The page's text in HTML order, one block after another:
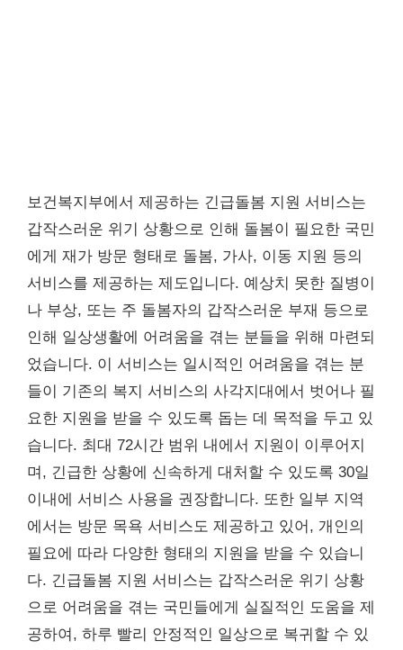
보건복지부에서 제공하는 긴급돌봄 지원 서비스는
갑작스러운 위기 상황으로 인해 돌봄이 필요한 국민
에게 재가 방문 형태로 돌봄, 가사, 이동 지원 등의
서비스를 제공하는 제도입니다. 예상치 못한 질병이
나 부상, 또는 주 돌봄자의 갑작스러운 부재 등으로
인해 일상생활에 어려움을 겪는 분들을 위해 마련되
었습니다. 이 서비스는 일시적인 어려움을 겪는 분
들이 기존의 복지 서비스의 사각지대에서 벗어나 필
요한 지원을 받을 수 있도록 돕는 데 목적을 두고 있
습니다. 최대 72시간 범위 내에서 지원이 이루어지
며, 긴급한 상황에 신속하게 대처할 수 있도록 30일
이내에 서비스 사용을 권장합니다. 또한 일부 지역
에서는 방문 목욕 서비스도 제공하고 있어, 개인의
필요에 따라 다양한 형태의 지원을 받을 수 있습니
다. 긴급돌봄 지원 서비스는 갑작스러운 위기 상황
으로 어려움을 겪는 국민들에게 실질적인 도움을 제
공하여, 하루 빨리 안정적인 일상으로 복귀할 수 있